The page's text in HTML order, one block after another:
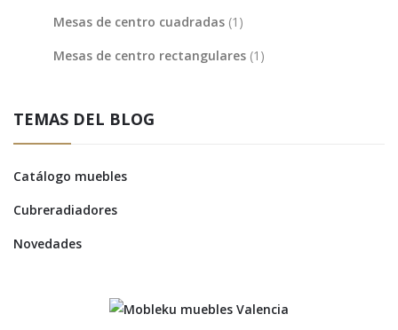
Mesas de centro cuadradas (1)
Mesas de centro rectangulares (1)
TEMAS DEL BLOG
Catálogo muebles
Cubreradiadores
Novedades